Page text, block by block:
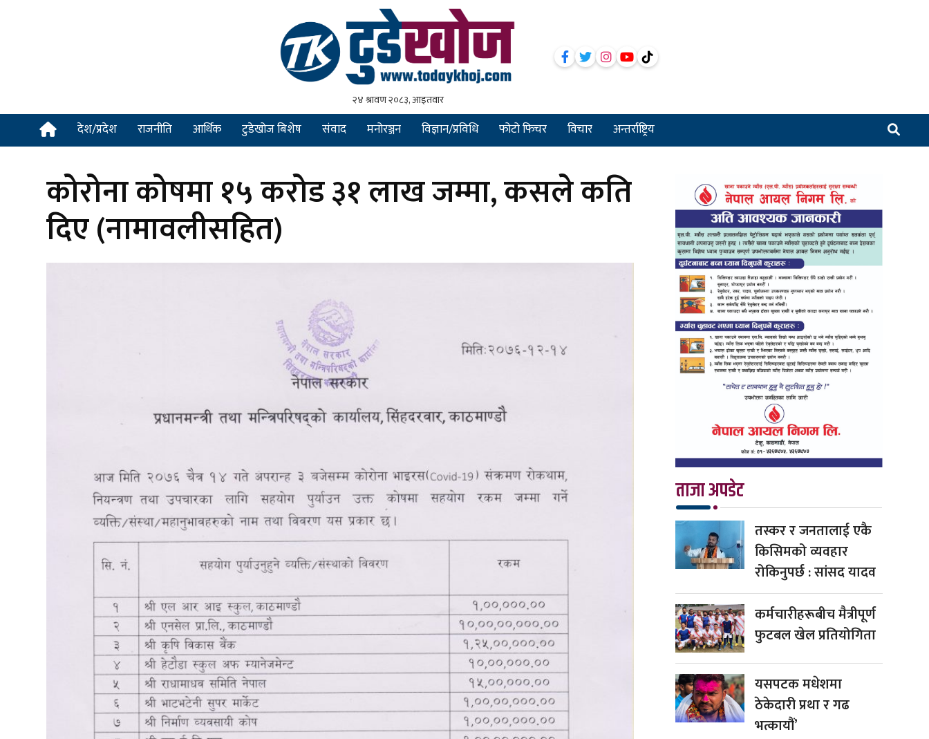
देश/प्रदेश राजनीति आर्थिक टुडेखोज बिशेष संवाद मनोरञ्जन विज्ञान/प्रविधि फोटो फिचर विचार अन्तर्राष्ट्रिय
कोरोना कोषमा १५ करोड ३१ लाख जम्मा, कसले कति
दिए (नामावलीसहित)
ताजा अपडेट
तस्कर र जनतालाई एकै
किसिमको व्यवहार
रोकिनुपर्छ : सांसद यादव
कर्मचारीहरूबीच मैत्रीपूर्ण
फुटबल खेल प्रतियोगिता
यसपटक मधेशमा
ठेकेदारी प्रथा र गढ
भत्कायौं’